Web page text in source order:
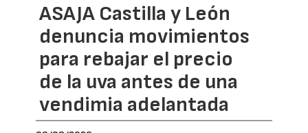
ASAJA Castilla y León
denuncia movimientos
para rebajar el precio
de la uva antes de una
vendimia adelantada